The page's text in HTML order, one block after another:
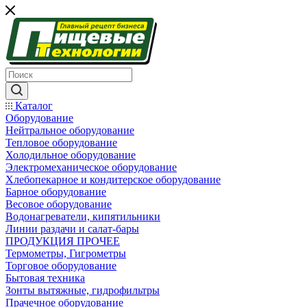
Каталог
Оборудование
Нейтральное оборудование
Тепловое оборудование
Холодильное оборудование
Электромеханическое оборудование
Хлебопекарное и кондитерское оборудование
Барное оборудование
Весовое оборудование
Водонагреватели, кипятильники
Линии раздачи и салат-бары
ПРОДУКЦИЯ ПРОЧЕЕ
Термометры, Гигрометры
Торговое оборудование
Бытовая техника
Зонты вытяжные, гидрофильтры
Прачечное оборудование